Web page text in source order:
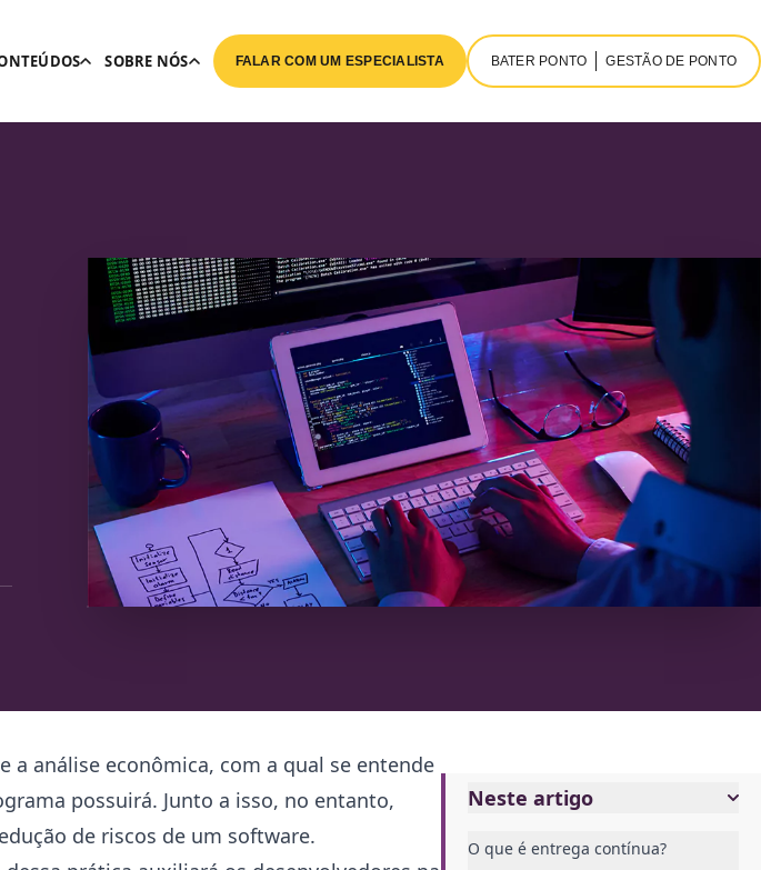
SOBRE NÓS FALAR COM UM ESPECIALISTA BATER PONTO GESTÃO DE PONTO
Neste artigo
O que é entrega contínua?
a análise econômica, com a qual se entende
possuirá. Junto a isso, no entanto,
de riscos de um software.